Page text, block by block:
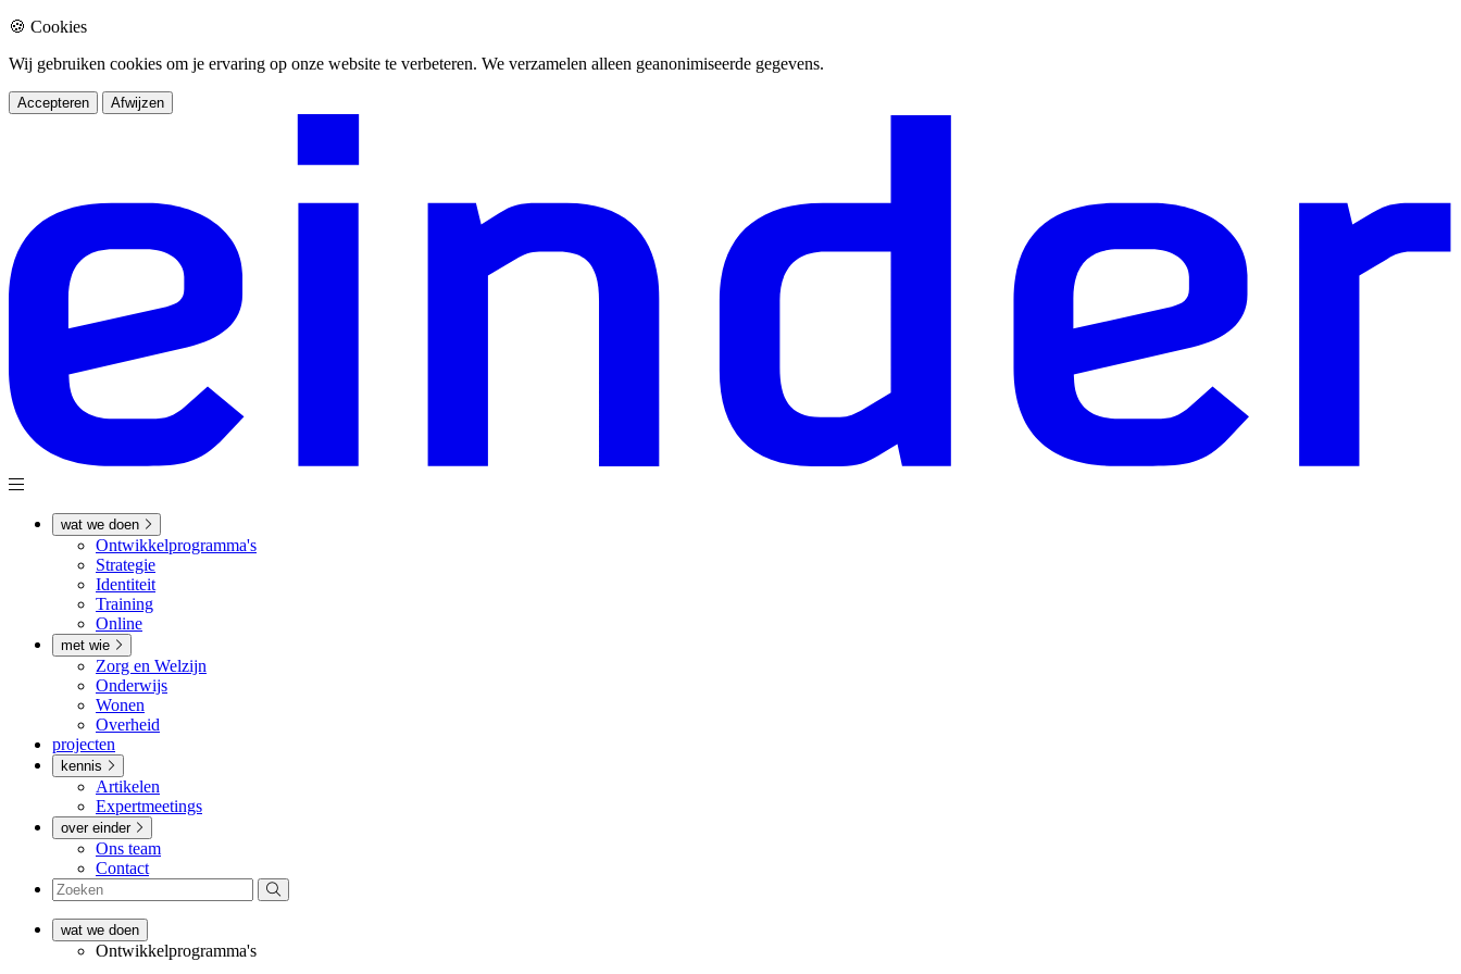
🍪 Cookies
Wij gebruiken cookies om je ervaring op onze website te verbeteren. We verzamelen alleen geanonimiseerde gegevens.
Accepteren Afwijzen
wat we doen
Ontwikkel­­programma's
Strategie
Identiteit
Training
Online
met wie
Zorg en Welzijn
Onderwijs
Wonen
Overheid
projecten
kennis
Artikelen
Expertmeetings
over einder
Ons team
Contact
wat we doen
Ontwikkel­­programma's